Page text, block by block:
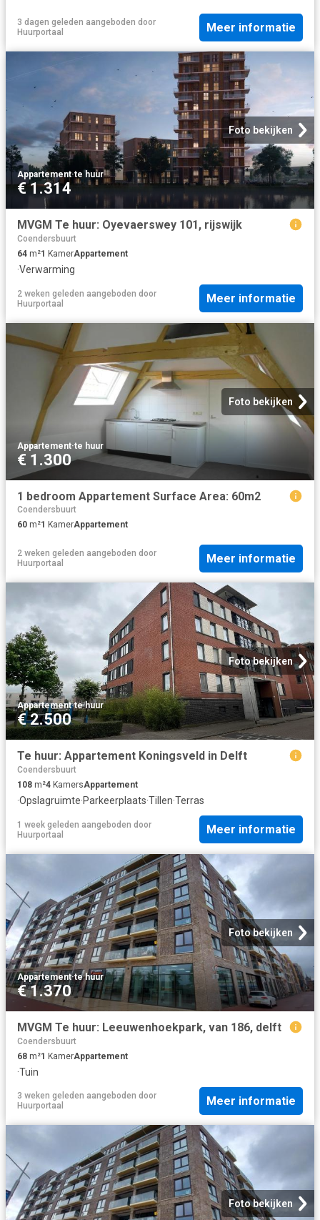
3 dagen geleden aangeboden door
Huurportaal
Meer informatie
Foto bekijken
Appartement·te huur
€ 1.314
MVGM Te huur: Oyevaerswey 101, rijswijk
Coendersbuurt
64 m²1 KamerAppartement
·Verwarming
2 weken geleden aangeboden door
Huurportaal
Meer informatie
Foto bekijken
Appartement·te huur
€ 1.300
1 bedroom Appartement Surface Area: 60m2
Coendersbuurt
60 m²1 KamerAppartement
2 weken geleden aangeboden door
Huurportaal
Meer informatie
Foto bekijken
Appartement·te huur
€ 2.500
Te huur: Appartement Koningsveld in Delft
Coendersbuurt
108 m²4 KamersAppartement
·Opslagruimte·Parkeerplaats·Tillen·Terras
1 week geleden aangeboden door
Huurportaal
Meer informatie
Foto bekijken
Appartement·te huur
€ 1.370
MVGM Te huur: Leeuwenhoekpark, van 186, delft
Coendersbuurt
68 m²1 KamerAppartement
·Tuin
3 weken geleden aangeboden door
Huurportaal
Meer informatie
Foto bekijken